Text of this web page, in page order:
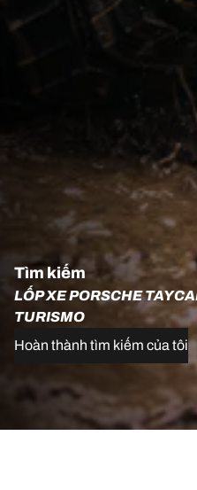
Tìm kiếm
LỐP XE PORSCHE
TURISMO
Hoàn thành tìm kiếm của tôi